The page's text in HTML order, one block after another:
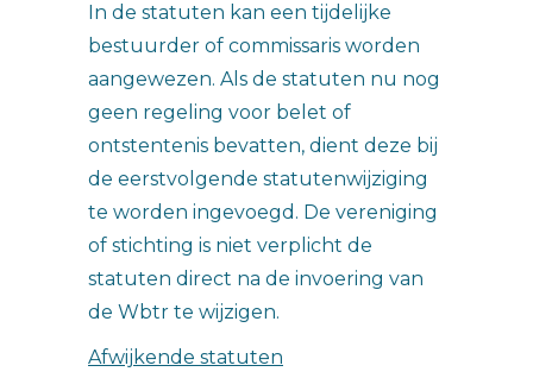
In de statuten kan een tijdelijke
bestuurder of commissaris worden
aangewezen. Als de statuten nu nog
geen regeling voor belet of
ontstentenis bevatten, dient deze bij
de eerstvolgende statutenwijziging
te worden ingevoegd. De vereniging
of stichting is niet verplicht de
statuten direct na de invoering van
de Wbtr te wijzigen.
Afwijkende statuten